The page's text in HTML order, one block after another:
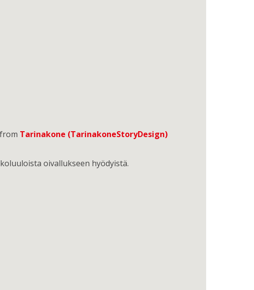
from Tarinakone (TarinakoneStoryDesign)
oivallukseen hyödyistä.